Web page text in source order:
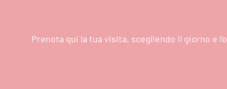
Prenota qui la tua visita, scegliendo il giorno e